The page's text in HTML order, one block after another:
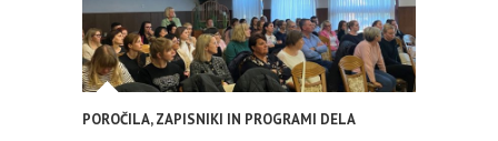
POROČILA, ZAPISNIKI IN PROGRAMI DELA